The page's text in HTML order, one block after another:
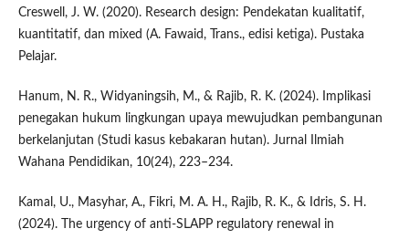
Creswell, J. W. (2020). Research design: Pendekatan kualitatif,
kuantitatif, dan mixed (A. Fawaid, Trans., edisi ketiga). Pustaka
Pelajar.
Hanum, N. R., Widyaningsih, M., & Rajib, R. K. (2024). Implikasi
penegakan hukum lingkungan upaya mewujudkan pembangunan
berkelanjutan (Studi kasus kebakaran hutan). Jurnal Ilmiah
Wahana Pendidikan, 10(24), 223–234.
Kamal, U., Masyhar, A., Fikri, M. A. H., Rajib, R. K., & Idris, S. H.
(2024). The urgency of anti-SLAPP regulatory renewal in